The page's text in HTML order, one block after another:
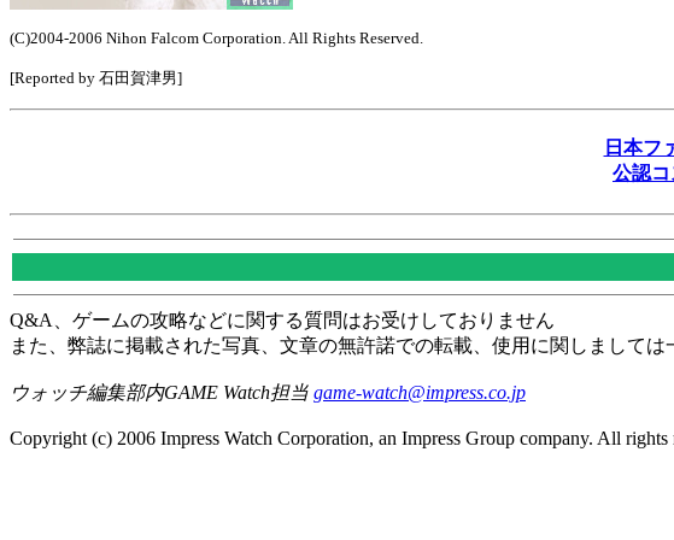
(C)2004-2006 Nihon Falcom Corporation. All Rights Reserved.
[Reported by 石田賀津男]
日本フ
公認
Q&A、ゲームの攻略などに関する質問はお受けしておりません
また、弊誌に掲載された写真、文章の無許諾での転載、使用に関しましては
ウォッチ編集部内GAME Watch担当 game-watch@impress.co.jp
Copyright (c) 2006 Impress Watch Corporation, an Impress Group company. All rights